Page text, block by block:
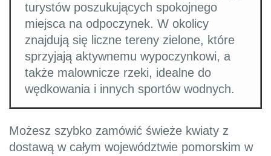
turystów poszukujących spokojnego
miejsca na odpoczynek. W okolicy
znajdują się liczne tereny zielone, które
sprzyjają aktywnemu wypoczynkowi, a
także malownicze rzeki, idealne do
wędkowania i innych sportów wodnych.
Możesz szybko zamówić świeże kwiaty z
dostawą w całym województwie pomorskim w